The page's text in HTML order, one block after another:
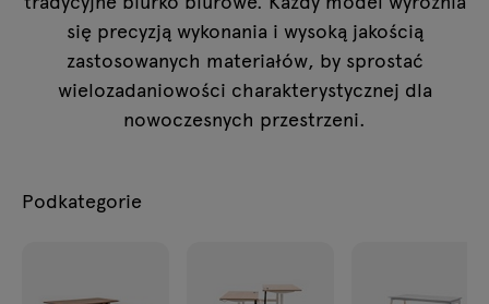
Lampy
Tamo
Zapytania
Oferta
się precyzją wykonania i wysoką jakością
zastosowanych materiałów, by sprostać
wielozadaniowości charakterystycznej dla
nowoczesnych przestrzeni.
Podkategorie